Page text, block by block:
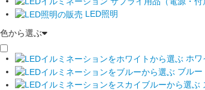
LED照明
色から選ぶ
ホワ
ブルー